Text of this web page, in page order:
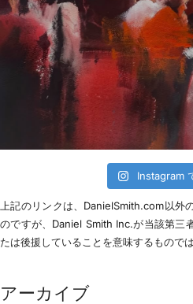
Instagram
上記のリンクは、DanielSmith.com以外
のですが、Daniel Smith Inc.が当該第三
たは後援していることを意味するもので
アーカイブ